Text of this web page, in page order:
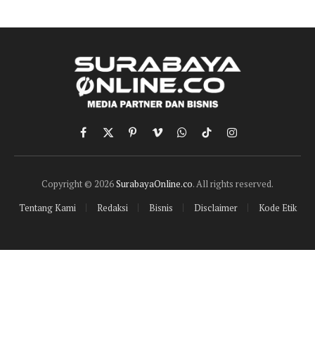
Facebook
X
(Twitter)
PinterestVimeoWhatsApp
TikTokInstagram
Copyright © 2026SurabayaOnline.co. All rights reserved.
Tentang Kami
Redaksi Bisnis Disclaimer Kode Etik